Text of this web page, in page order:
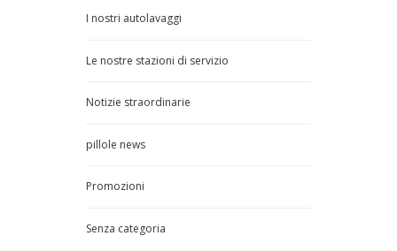
I nostri autolavaggi
Le nostre stazioni di servizio
Notizie straordinarie
pillole news
Promozioni
Senza categoria